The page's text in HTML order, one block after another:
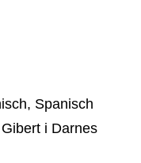
Spanisch
i Darnes